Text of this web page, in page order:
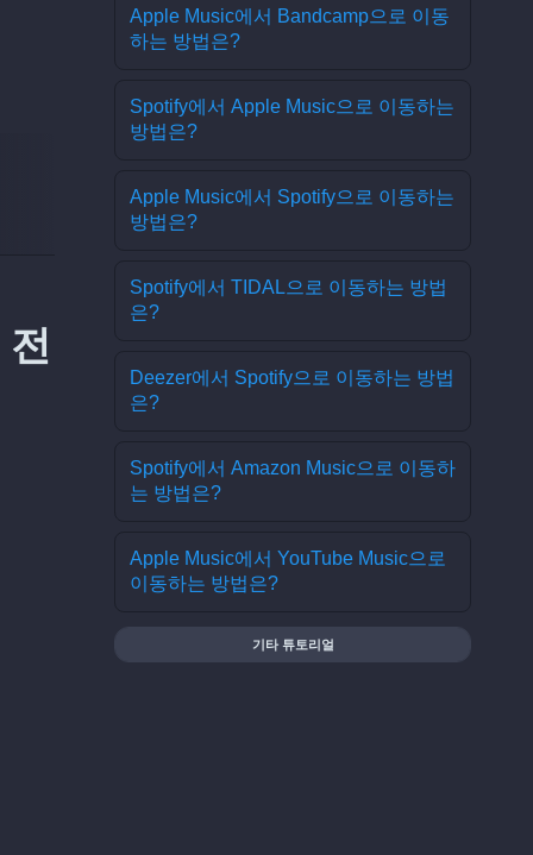
Apple Music에서 Bandcamp으로 이동
하는 방법은?
Spotify에서 Apple Music으로 이동하는
방법은?
Apple Music에서 Spotify으로 이동하는
방법은?
Spotify에서 TIDAL으로 이동하는 방법
은?
Deezer에서 Spotify으로 이동하는 방법
은?
Spotify에서 Amazon Music으로 이동하
는 방법은?
Apple Music에서 YouTube Music으로
이동하는 방법은?
기타 튜토리얼